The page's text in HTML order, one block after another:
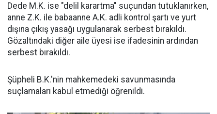
Dede M.K. ise "delil karartma" suçundan tutuklanırken,
anne Z.K. ile babaanne A.K. adli kontrol şartı ve yurt
dışına çıkış yasağı uygulanarak serbest bırakıldı.
Gözaltındaki diğer aile üyesi ise ifadesinin ardından
serbest bırakıldı.
Şüpheli B.K.'nin mahkemedeki savunmasında
suçlamaları kabul etmediği öğrenildi.